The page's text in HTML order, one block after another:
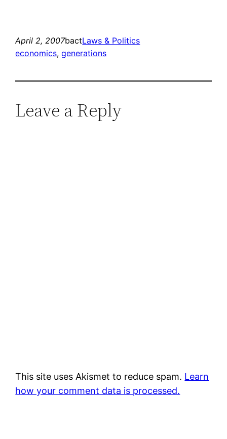
April 2, 2007bactLaws & Politics
economics, generations
Leave a Reply
This site uses Akismet to reduce spam. Learn
how your comment data is processed.